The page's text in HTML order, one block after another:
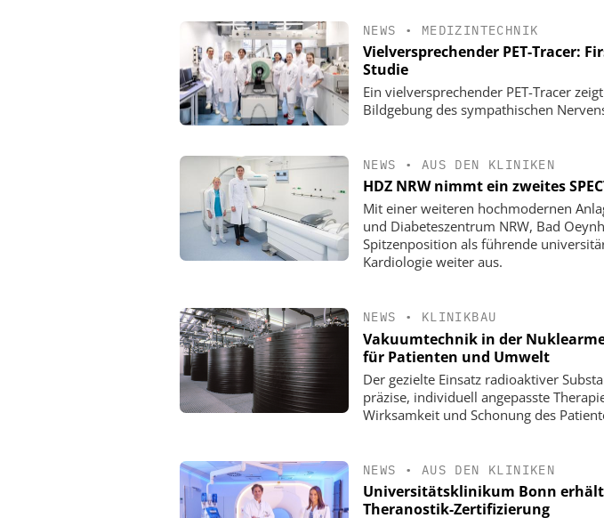
NEWS • MEDIZINTECHNIK
Vielversprechender PET-Tracer:
Studie
Ein vielversprechender PET-Tracer
Bildgebung des sympathischen
NEWS • AUS DEN KLINIKEN
HDZ NRW nimmt ein zweites
Mit einer weiteren hochmodernen
und Diabeteszentrum NRW, Bad
Spitzenposition als führende
Kardiologie weiter aus.
NEWS • KLINIKBAU
Vakuumtechnik in der
für Patienten und Umwelt
Der gezielte Einsatz radioaktiver
präzise, individuell angepasste
Wirksamkeit und Schonung des
NEWS • AUS DEN KLINIKEN
Universitätsklinikum Bonn erhält
Theranostik-Zertifizierung
EASY SOFTWARE AG
Digitalisierung im
Ordnung zur KI-fähigen Steuerung
EASY